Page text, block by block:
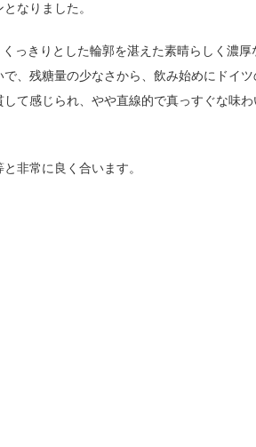
なりました。
っきりとした輪郭を湛えた素晴らしく濃厚
、残糖量の少なさから、飲み始めにドイツ
て感じられ、やや直線的で真っすぐな味わ
非常に良く合います。